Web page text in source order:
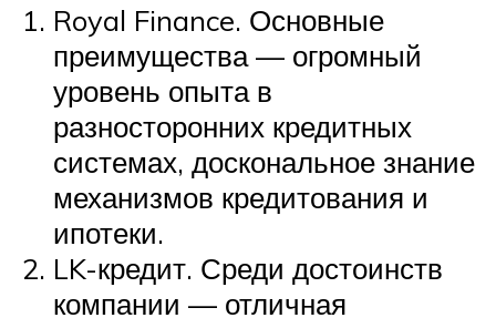
Royal Finance. Основные
преимущества — огромный
уровень опыта в
разносторонних кредитных
системах, доскональное знание
механизмов кредитования и
ипотеки.
LK-кредит. Среди достоинств
компании — отличная